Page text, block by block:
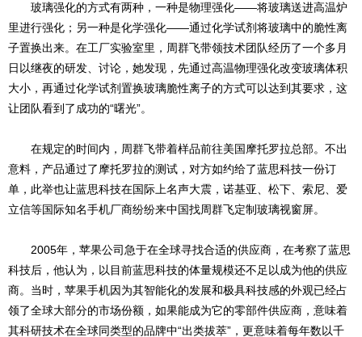
玻璃强化的方式有两种，一种是物理强化——将玻璃送进高温炉
里进行强化；另一种是化学强化——通过化学试剂将玻璃中的脆性离
子置换出来。在工厂实验室里，周群飞带领技术团队经历了一个多月
日以继夜的研发、讨论，她发现，先通过高温物理强化改变玻璃体积
大小，再通过化学试剂置换玻璃脆性离子的方式可以达到其要求，这
让团队看到了成功的“曙光”。
在规定的时间内，周群飞带着样品前往美国摩托罗拉总部。不出
意料，产品通过了摩托罗拉的测试，对方如约给了蓝思科技一份订
单，此举也让蓝思科技在国际上名声大震，诺基亚、松下、索尼、爱
立信等国际知名手机厂商纷纷来中国找周群飞定制玻璃视窗屏。
2005年，苹果公司急于在全球寻找合适的供应商，在考察了蓝思
科技后，他认为，以目前蓝思科技的体量规模还不足以成为他的供应
商。当时，苹果手机因为其智能化的发展和极具科技感的外观已经占
领了全球大部分的市场份额，如果能成为它的零部件供应商，意味着
其科研技术在全球同类型的品牌中“出类拔萃”，更意味着每年数以千